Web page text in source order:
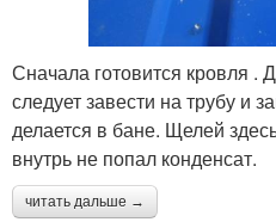
Сначала готовится кровля .
следует завести на трубу и
делается в бане. Щелей
внутрь не попал конденсат.
читать дальше →